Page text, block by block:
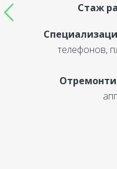
Стаж
телефонов,